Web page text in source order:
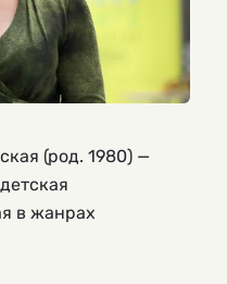
(род. 1980) —
в жанрах